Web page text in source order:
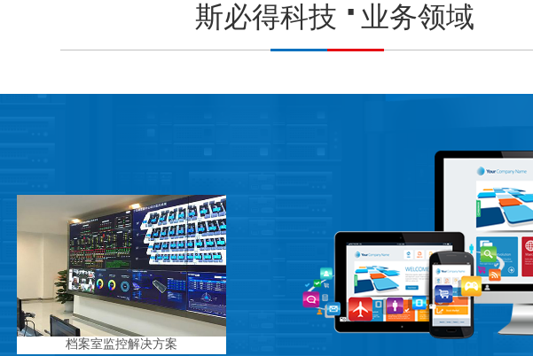
斯必得科技 业务领域
档案室监控解决方案